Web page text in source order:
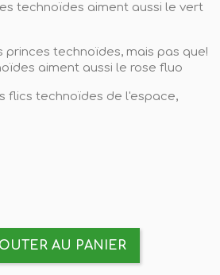
technoïdes aiment aussi le vert
princes technoïdes, mais pas que!
aiment aussi le rose fluo
flics technoïdes de l'espace,
AU PANIER